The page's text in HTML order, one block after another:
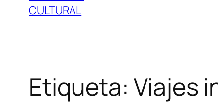
CULTURAL
Etiqueta: Viajes